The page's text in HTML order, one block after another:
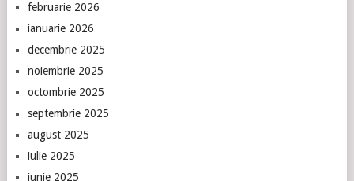
februarie 2026
ianuarie 2026
decembrie 2025
noiembrie 2025
octombrie 2025
septembrie 2025
august 2025
iulie 2025
iunie 2025